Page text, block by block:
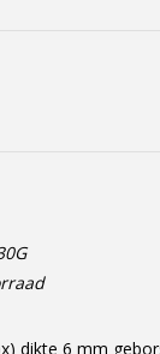
dikte 6 mm